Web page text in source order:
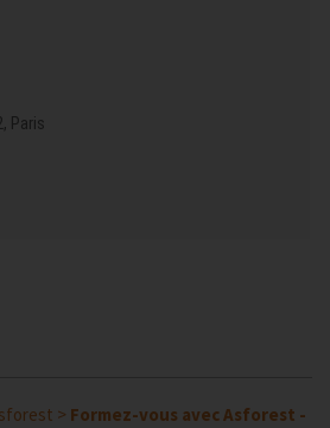
Paris
> Formez-vous avec Asforest -